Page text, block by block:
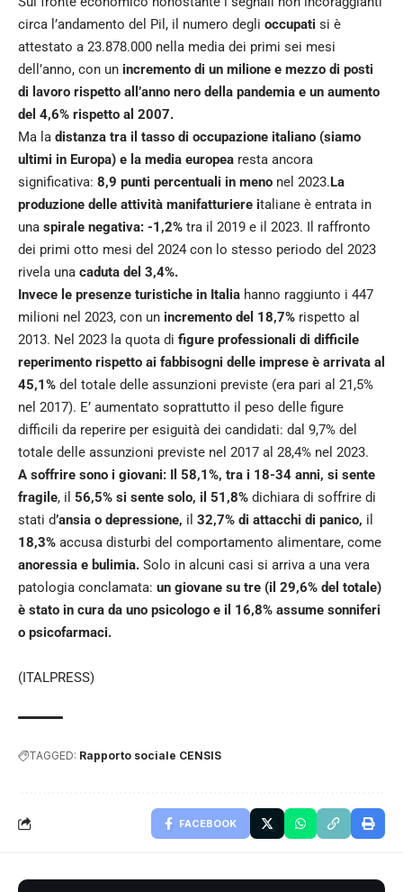
circa l’andamento del Pil, il numero degli occupati si è
attestato a 23.878.000 nella media dei primi sei mesi
dell’anno, con un incremento di un milione e mezzo di posti
di lavoro rispetto all’anno nero della pandemia e un aumento
del 4,6% rispetto al 2007.
Ma la distanza tra il tasso di occupazione italiano (siamo
ultimi in Europa) e la media europea resta ancora
significativa: 8,9 punti percentuali in meno nel 2023.La
produzione delle attività manifatturiere italiane è entrata in
una spirale negativa: -1,2% tra il 2019 e il 2023. Il raffronto
dei primi otto mesi del 2024 con lo stesso periodo del 2023
rivela una caduta del 3,4%.
Invece le presenze turistiche in Italia hanno raggiunto i 447
milioni nel 2023, con un incremento del 18,7% rispetto al
2013. Nel 2023 la quota di figure professionali di difficile
reperimento rispetto ai fabbisogni delle imprese è arrivata al
45,1% del totale delle assunzioni previste (era pari al 21,5%
nel 2017). E’ aumentato soprattutto il peso delle figure
difficili da reperire per esiguità dei candidati: dal 9,7% del
totale delle assunzioni previste nel 2017 al 28,4% nel 2023.
A soffrire sono i giovani: Il 58,1%, tra i 18-34 anni, si sente
fragile, il 56,5% si sente solo, il 51,8% dichiara di soffrire di
stati d’ansia o depressione, il 32,7% di attacchi di panico, il
18,3% accusa disturbi del comportamento alimentare, come
anoressia e bulimia. Solo in alcuni casi si arriva a una vera
patologia conclamata: un giovane su tre (il 29,6% del totale)
è stato in cura da uno psicologo e il 16,8% assume sonniferi
o psicofarmaci.
(ITALPRESS)
TAGGED: Rapporto sociale CENSIS
FACEBOOK